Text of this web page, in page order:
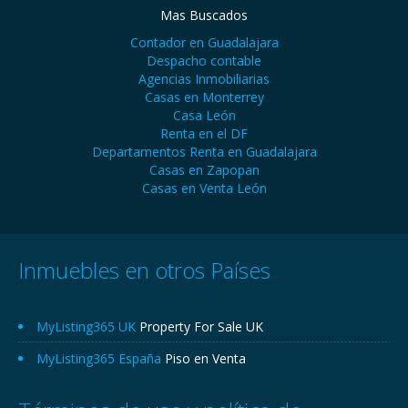
Mas Buscados
Contador en Guadalajara
Despacho contable
Agencias Inmobiliarias
Casas en Monterrey
Casa León
Renta en el DF
Departamentos Renta en Guadalajara
Casas en Zapopan
Casas en Venta León
Inmuebles en otros Países
MyListing365 UK Property For Sale UK
MyListing365 España Piso en Venta